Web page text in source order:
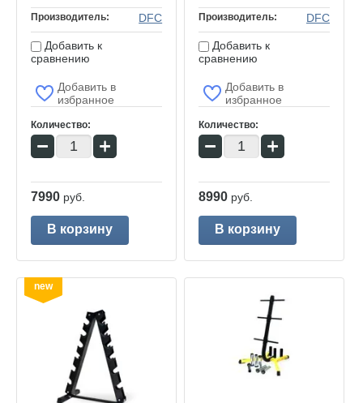
Производитель: DFC
Добавить к
сравнению
Добавить в
избранное
Количество:
− +
7990 руб.
В корзину
Производитель: DFC
Добавить к
сравнению
Добавить в
избранное
Количество:
− +
8990 руб.
В корзину
new